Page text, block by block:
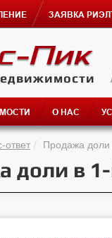
ЗАЯВКА
О НАС
ответ Продажа доли
доли в